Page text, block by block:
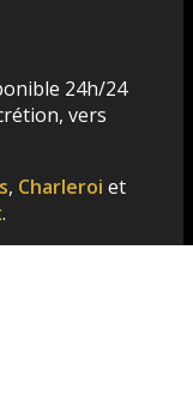
24h/24
vers
, Charleroi et
.